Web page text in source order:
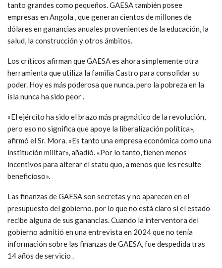
tanto grandes como pequeños. GAESA también posee
empresas en Angola , que generan cientos de millones de
dólares en ganancias anuales provenientes de la educación, la
salud, la construcción y otros ámbitos.
Los críticos afirman que GAESA es ahora simplemente otra
herramienta que utiliza la familia Castro para consolidar su
poder. Hoy es más poderosa que nunca, pero la pobreza en la
isla nunca ha sido peor .
«El ejército ha sido el brazo más pragmático de la revolución,
pero eso no significa que apoye la liberalización política»,
afirmó el Sr. Mora. «Es tanto una empresa económica como una
institución militar», añadió. «Por lo tanto, tienen menos
incentivos para alterar el statu quo, a menos que les resulte
beneficioso».
Las finanzas de GAESA son secretas y no aparecen en el
presupuesto del gobierno, por lo que no está claro si el estado
recibe alguna de sus ganancias. Cuando la interventora del
gobierno admitió en una entrevista en 2024 que no tenía
información sobre las finanzas de GAESA, fue despedida tras
14 años de servicio .